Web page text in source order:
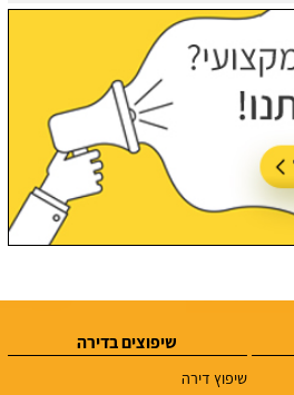
שיפוצים בדירה
שיפוץ דירה